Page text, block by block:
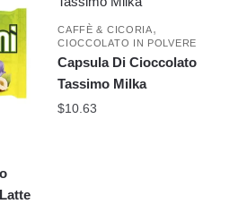
CAFFÈ & CICORIA,
CIOCCOLATO IN POLVERE
Capsula Di Cioccolato
Tassimo Milka
$10.63